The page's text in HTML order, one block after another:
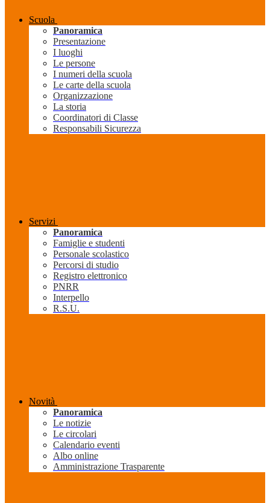
Scuola
Panoramica
Presentazione
I luoghi
Le persone
I numeri della scuola
Le carte della scuola
Organizzazione
La storia
Coordinatori di Classe
Responsabili Sicurezza
Servizi
Panoramica
Famiglie e studenti
Personale scolastico
Percorsi di studio
Registro elettronico
PNRR
Interpello
R.S.U.
Novità
Panoramica
Le notizie
Le circolari
Calendario eventi
Albo online
Amministrazione Trasparente